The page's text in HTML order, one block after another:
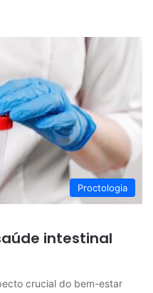
Proctologia
intestinal
crucial do bem-estar